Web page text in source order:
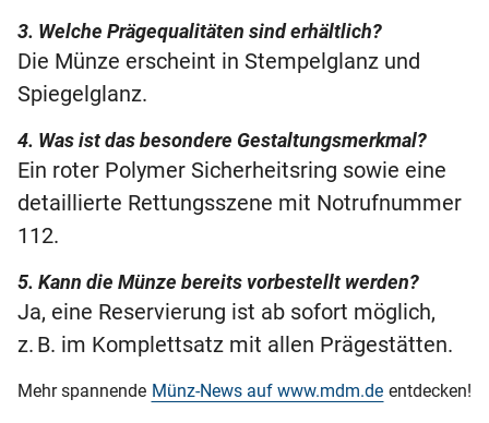
3. Welche Prägequalitäten sind erhältlich?
Die Münze erscheint in Stempelglanz und
Spiegelglanz.
4. Was ist das besondere Gestaltungsmerkmal?
Ein roter Polymer Sicherheitsring sowie eine
detaillierte Rettungsszene mit Notrufnummer
112.
5. Kann die Münze bereits vorbestellt werden?
Ja, eine Reservierung ist ab sofort möglich,
z. B. im Komplettsatz mit allen Prägestätten.
Mehr spannende Münz-News auf www.mdm.de entdecken!